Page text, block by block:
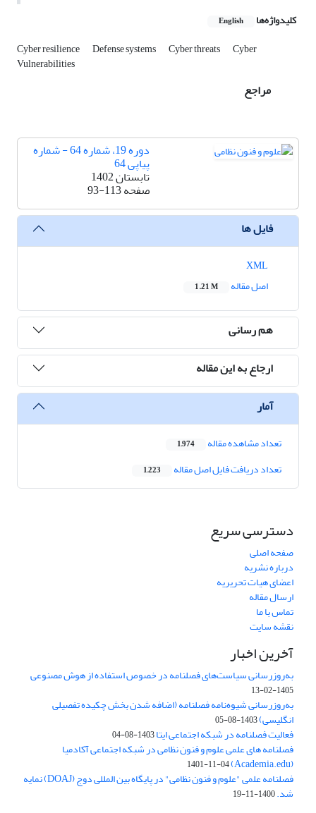
کلیدواژه‌ها English
Cyber resilience Defense systems Cyber threats Cyber
Vulnerabilities
مراجع
دوره 19، شماره 64 - شماره
پیاپی 64
تابستان 1402
صفحه93-113
فایل ها
اصل مقاله
1.21 M
هم رسانی
ارجاع به این مقاله
آمار
تعداد مشاهده مقاله 1,974
تعداد دریافت فایل اصل مقاله 1,223
دسترسی سریع
صفحه اصلی
درباره نشریه
اعضای هیات تحریریه
ارسال مقاله
تماس با ما
نقشه سایت
آخرین اخبار
به‌روزرسانی سیاست‌های فصلنامه در خصوص استفاده از هوش مصنوعی
1405-02-13
به‌روزرسانی شیوه‌نامه فصلنامه (اضافه شدن بخش چکیده تفصیلی
انگلیسی)1403-08-05
فعالیت فصلنامه در شبکه اجتماعی ایتا1403-08-04
فصلنامه های علمی علوم و فنون نظامی در شبکه اجتماعی آکادمیا
(Academia.edu)
1401-11-04
فصلنامه علمی "علوم و فنون نظامی" در پایگاه بین المللی دوج (DOAJ) نمایه
شد.1400-11-19